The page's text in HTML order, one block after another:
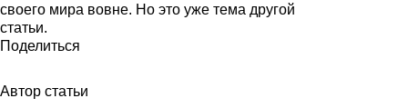
своего мира вовне. Но это уже тема другой
статьи.
Поделиться
Автор статьи